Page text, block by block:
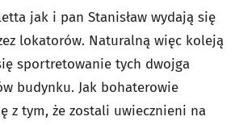
jak i pan Stanisław wydają się
lokatorów. Naturalną więc koleją
sportretowanie tych dwojga
budynku. Jak bohaterowie
z tym, że zostali uwiecznieni na